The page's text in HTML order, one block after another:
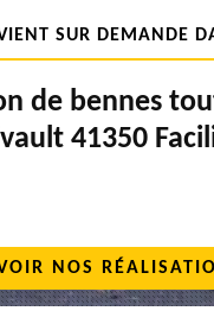
SUR DEMANDE
de bennes
41350
NOS